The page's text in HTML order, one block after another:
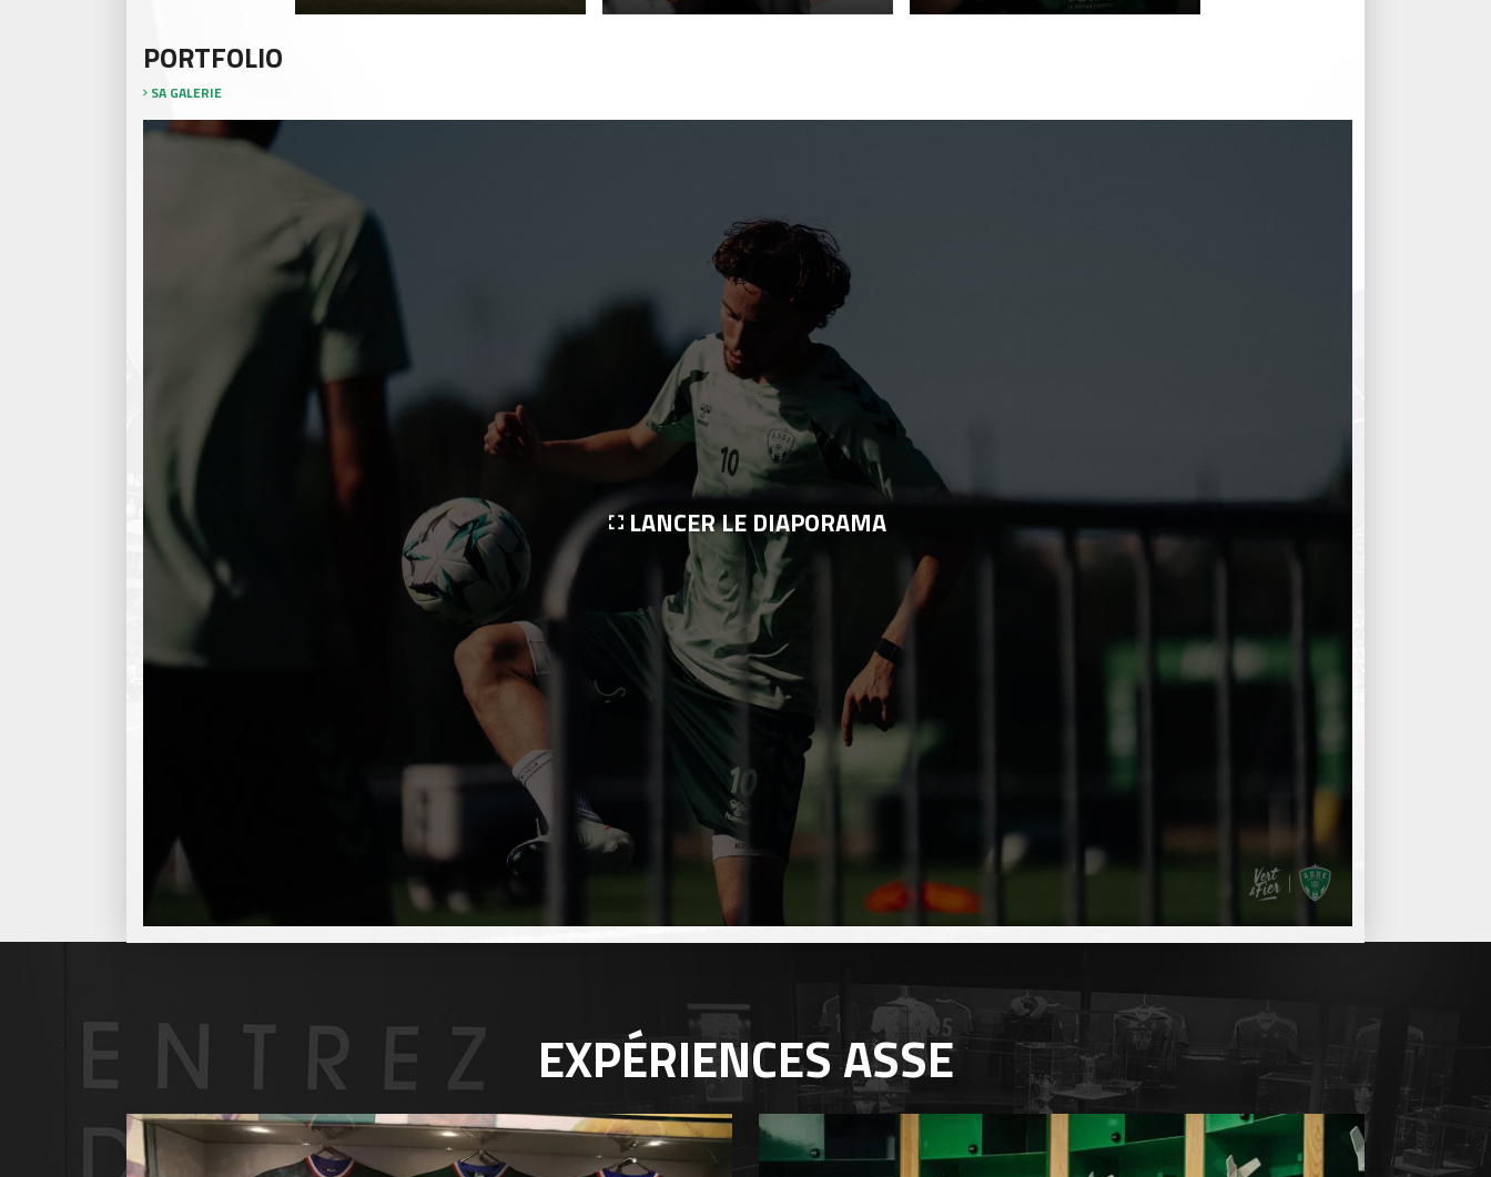
PORTFOLIO
SA GALERIE
LANCER LE DIAPORAMA
EXPÉRIENCESASSE